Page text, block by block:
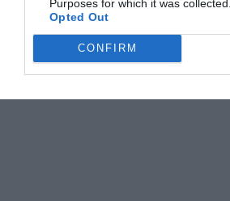
Purposes for which it was collected.
Opted Out
CONFIRM